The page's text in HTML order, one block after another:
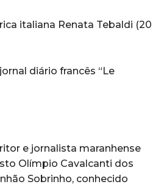
italiana Renata Tebaldi (20
diário francês “Le
e jornalista maranhense
Olímpio Cavalcanti dos
Sobrinho, conhecido